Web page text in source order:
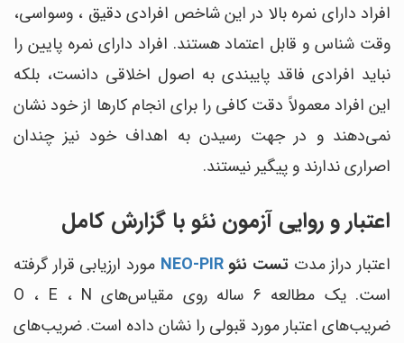
افراد دارای نمره بالا در این شاخص افراد‌ی دقیق ، وسواسی،
وقت شناس و قابل اعتماد هستند. افراد دارای نمره پایین را
نباید افرادی فاقد پایبندی به اصول اخلاقی دانست، بلکه
این افراد معمولاً دقت کافی را برای انجام کارها از خود نشان
نمی‌دهند و در جهت رسیدن به اهداف خود نیز چندان
اصراری ندارند و پیگیر نیستند.
اعتبار و روایی آزمون نئو با گزارش کامل
اعتبار دراز مدت تست نئوNEO-PIR مورد ارزیابی قرار گرفته
است. یک مطالعه 6 ساله روی مقیاس‌های O ، E ، N
ضریب‌های اعتبار مورد قبولی را نشان داده است. ضریب‌های